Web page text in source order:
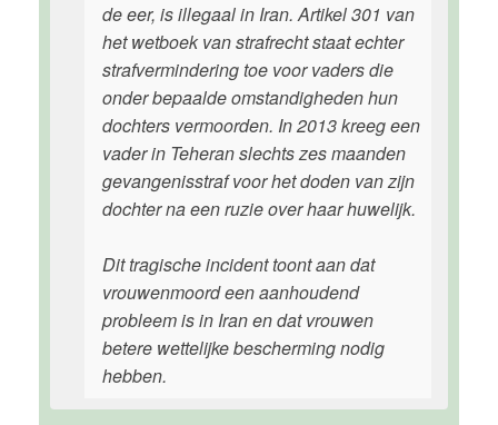
de eer, is illegaal in Iran. Artikel 301 van
het wetboek van strafrecht staat echter
strafvermindering toe voor vaders die
onder bepaalde omstandigheden hun
dochters vermoorden. In 2013 kreeg een
vader in Teheran slechts zes maanden
gevangenisstraf voor het doden van zijn
dochter na een ruzie over haar huwelijk.
Dit tragische incident toont aan dat
vrouwenmoord een aanhoudend
probleem is in Iran en dat vrouwen
betere wettelijke bescherming nodig
hebben.